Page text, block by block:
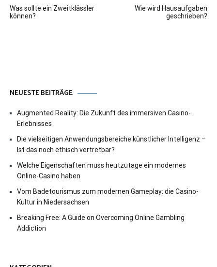
Was sollte ein Zweitklässler
können?
Wie wird Hausaufgaben
geschrieben?
NEUESTE BEITRÄGE
Augmented Reality: Die Zukunft des immersiven Casino-
Erlebnisses
Die vielseitigen Anwendungsbereiche künstlicher Intelligenz –
Ist das noch ethisch vertretbar?
Welche Eigenschaften muss heutzutage ein modernes
Online-Casino haben
Vom Badetourismus zum modernen Gameplay: die Casino-
Kultur in Niedersachsen
Breaking Free: A Guide on Overcoming Online Gambling
Addiction